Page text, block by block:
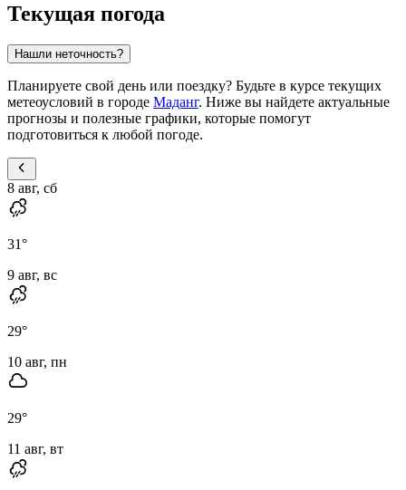
Текущая погода
Нашли неточность?
Планируете свой день или поездку? Будьте в курсе текущих
метеоусловий в городе Маданг. Ниже вы найдете актуальные
прогнозы и полезные графики, которые помогут
подготовиться к любой погоде.
8 авг, сб
31°
9 авг, вс
29°
10 авг, пн
29°
11 авг, вт